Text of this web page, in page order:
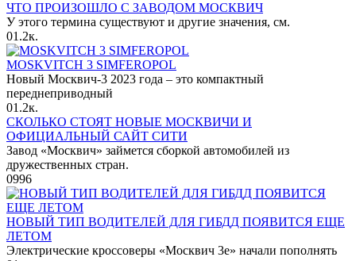
ЧТО ПРОИЗОШЛО С ЗАВОДОМ МОСКВИЧ
У этого термина существуют и другие значения, см.
01.2к.
MOSKVITCH 3 SIMFEROPOL
Новый Москвич-3 2023 года – это компактный
переднеприводный
01.2к.
СКОЛЬКО СТОЯТ НОВЫЕ МОСКВИЧИ И
ОФИЦИАЛЬНЫЙ САЙТ СИТИ
Завод «Москвич» займется сборкой автомобилей из
дружественных стран.
0996
НОВЫЙ ТИП ВОДИТЕЛЕЙ ДЛЯ ГИБДД ПОЯВИТСЯ ЕЩЕ
ЛЕТОМ
Электрические кроссоверы «Москвич 3е» начали пополнять